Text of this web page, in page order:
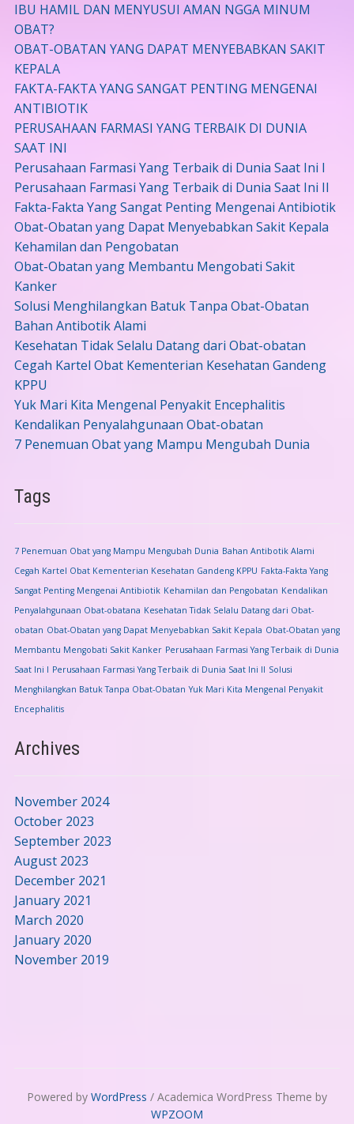
IBU HAMIL DAN MENYUSUI AMAN NGGA MINUM
OBAT?
OBAT-OBATAN YANG DAPAT MENYEBABKAN SAKIT
KEPALA
FAKTA-FAKTA YANG SANGAT PENTING MENGENAI
ANTIBIOTIK
PERUSAHAAN FARMASI YANG TERBAIK DI DUNIA
SAAT INI
Perusahaan Farmasi Yang Terbaik di Dunia Saat Ini I
Perusahaan Farmasi Yang Terbaik di Dunia Saat Ini II
Fakta-Fakta Yang Sangat Penting Mengenai Antibiotik
Obat-Obatan yang Dapat Menyebabkan Sakit Kepala
Kehamilan dan Pengobatan
Obat-Obatan yang Membantu Mengobati Sakit
Kanker
Solusi Menghilangkan Batuk Tanpa Obat-Obatan
Bahan Antibotik Alami
Kesehatan Tidak Selalu Datang dari Obat-obatan
Cegah Kartel Obat Kementerian Kesehatan Gandeng
KPPU
Yuk Mari Kita Mengenal Penyakit Encephalitis
Kendalikan Penyalahgunaan Obat-obatan
7 Penemuan Obat yang Mampu Mengubah Dunia
Tags
7 Penemuan Obat yang Mampu Mengubah Dunia Bahan Antibotik Alami
Cegah Kartel Obat Kementerian Kesehatan Gandeng KPPU Fakta-Fakta Yang
Sangat Penting Mengenai Antibiotik Kehamilan dan Pengobatan Kendalikan
Penyalahgunaan Obat-obatana Kesehatan Tidak Selalu Datang dari Obat-
obatan Obat-Obatan yang Dapat Menyebabkan Sakit Kepala Obat-Obatan yang
Membantu Mengobati Sakit Kanker Perusahaan Farmasi Yang Terbaik di Dunia
Saat Ini I Perusahaan Farmasi Yang Terbaik di Dunia Saat Ini II Solusi
Menghilangkan Batuk Tanpa Obat-Obatan Yuk Mari Kita Mengenal Penyakit
Encephalitis
Archives
November 2024
October 2023
September 2023
August 2023
December 2021
January 2021
March 2020
January 2020
November 2019
Powered by WordPress / Academica WordPress Theme by
WPZOOM